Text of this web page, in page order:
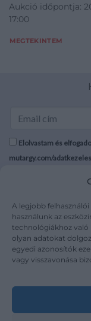
A legjobb
használunk az
technológiákhoz való
olyan adatokat
egyedi azonosítók
vagy visszavonása
Aukció időpontja:
17:00
MEGTEKINTEM
Elolvastam és
mutargy.com/
Médiaajánlat
Karrier
Kapcsolat